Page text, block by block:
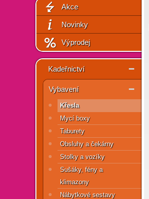
Akce
Novinky
Výprodej
Kadeřnictví
Vybavení
Křesla
Mycí boxy
Taburety
Obsluhy a čekárny
Stolky a vozíky
Sušáky, fény a
klimazony
Nábytkové sestavy